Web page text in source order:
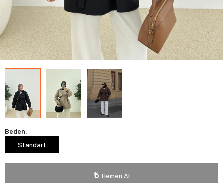
Beden:
Standart
Hemen Al